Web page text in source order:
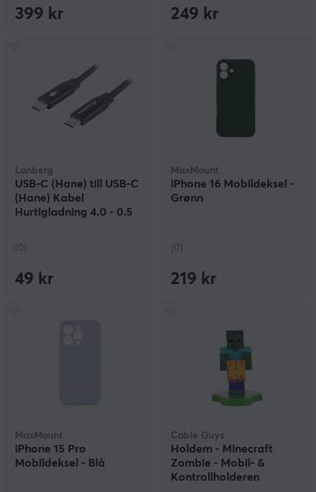
399 kr 249 kr
Lanberg
USB-C (Hane) till USB-C
(Hane) Kabel
Hurtigladning 4.0 - 0.5
(0)
49 kr
MaxMount
iPhone 16 Mobildeksel -
Grønn
(0)
219 kr
MaxMount
iPhone 15 Pro
Mobildeksel - Blå
Cable Guys
Holdem - Minecraft
Zombie - Mobil- &
Kontrollholderen